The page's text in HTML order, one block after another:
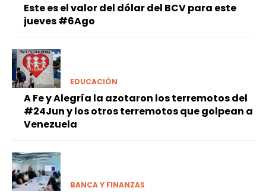
Este es el valor del dólar del BCV para este
jueves #6Ago
EDUCACIÓN
A Fe y Alegría la azotaron los terremotos del
#24Jun y los otros terremotos que golpean a
Venezuela
BANCA Y FINANZAS